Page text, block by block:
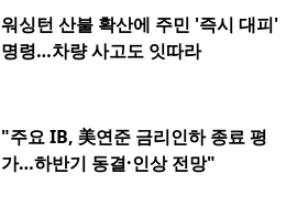
워싱턴 산불 확산에 주민 '즉시 대피'
명령…차량 사고도 잇따라
"주요 IB, 美연준 금리인하 종료 평
가…하반기 동결·인상 전망"